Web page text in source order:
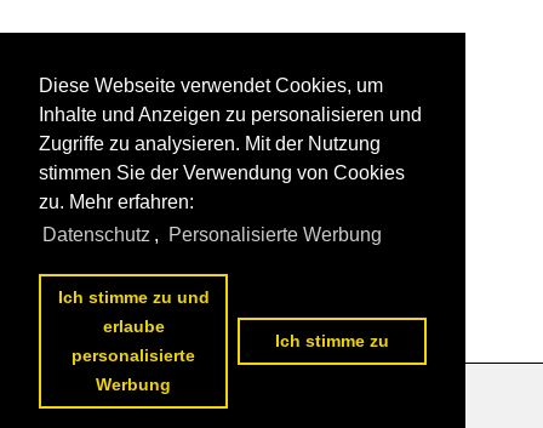
Datenschutzerklärung
Diese Webseite verwendet Cookies, um
Inhalte und Anzeigen zu personalisieren und
Zugriffe zu analysieren. Mit der Nutzung
stimmen Sie der Verwendung von Cookies
zu. Mehr erfahren:
Datenschutz , Personalisierte Werbung
Ich stimme zu und
erlaube
personalisierte
Werbung
Ich stimme zu